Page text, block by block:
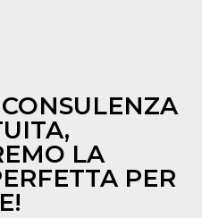
LA
PER